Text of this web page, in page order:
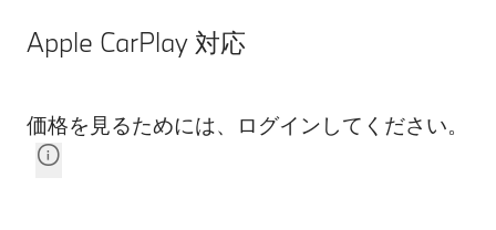
Apple CarPlay 対応
価格を見るためには、ログインしてください。